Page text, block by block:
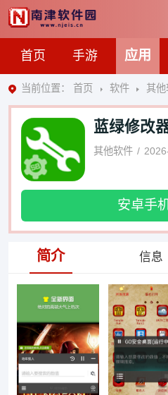
首页 手游 应用
当前位置： 首页 软件 其
蓝绿修改
其他软件
安卓手
简介 信息